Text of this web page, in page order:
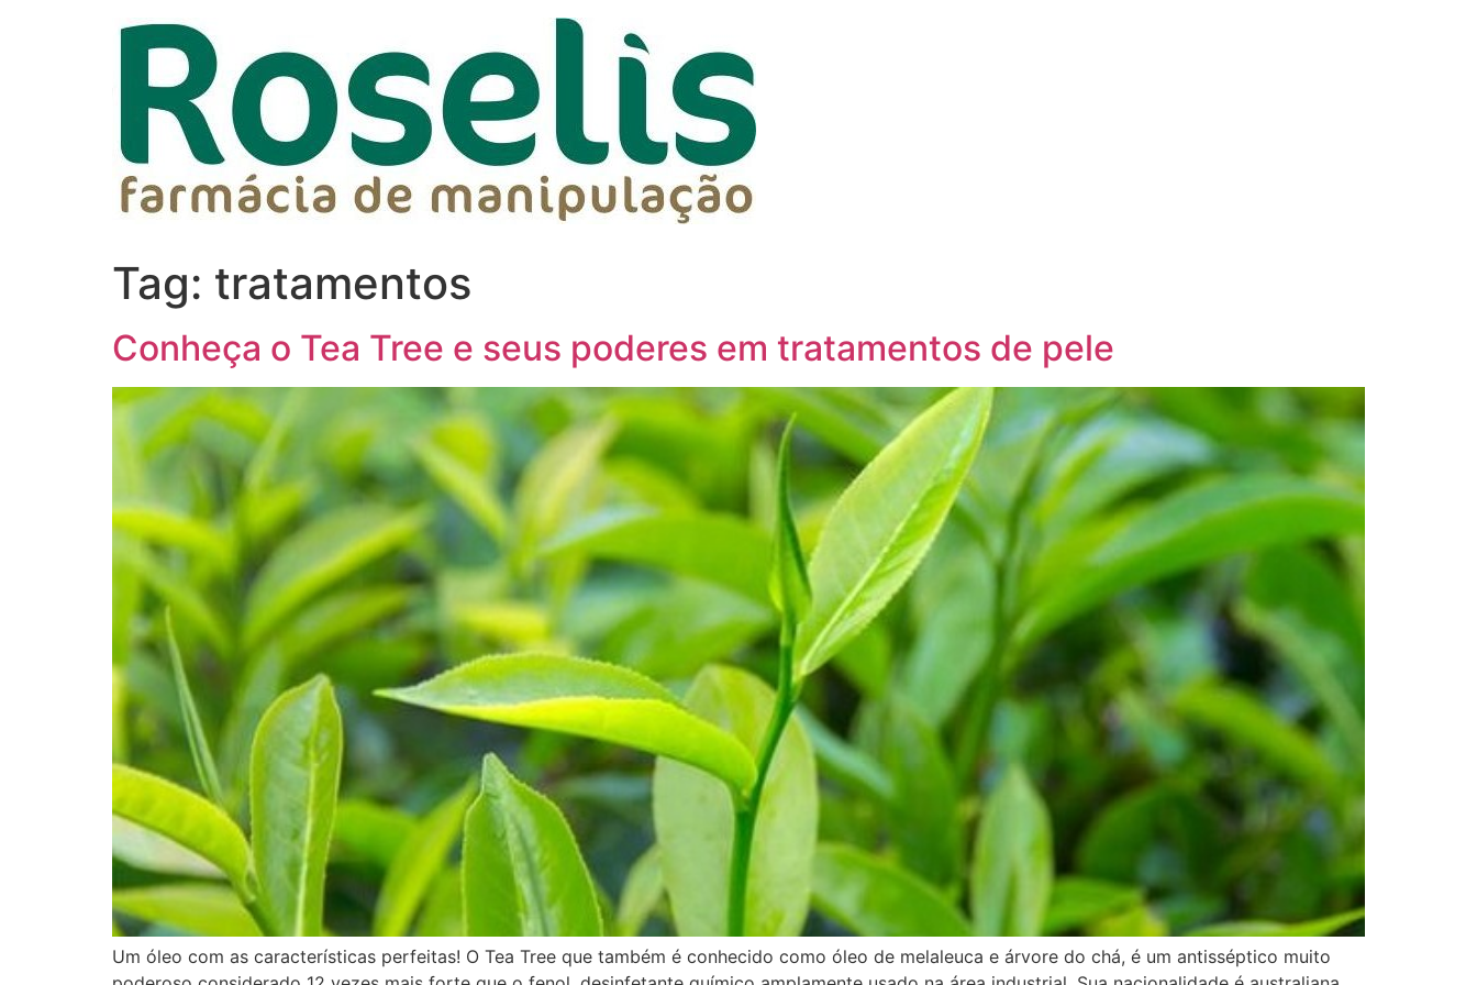
Tag: tratamentos
Conheça o Tea Tree e seus poderes em tratamentos de pele
Um óleo com as características perfeitas! O Tea Tree que também é conhecido como óleo de melaleuca e árvore do chá, é um antisséptico muito